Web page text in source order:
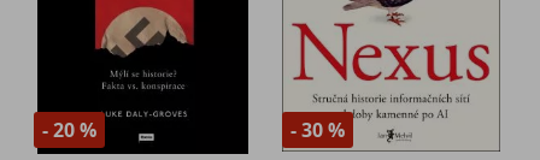
- 20 % - 30 %